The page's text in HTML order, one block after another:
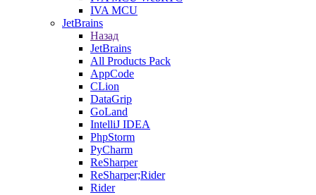
IVA MCU
JetBrains
Назад
JetBrains
All Products Pack
AppCode
CLion
DataGrip
GoLand
IntelliJ IDEA
PhpStorm
PyCharm
ReSharper
ReSharper;Rider
Rider